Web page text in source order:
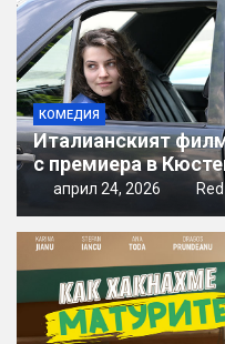
КОМЕДИЯ
Италианският
с премиера в
април 24, 2026